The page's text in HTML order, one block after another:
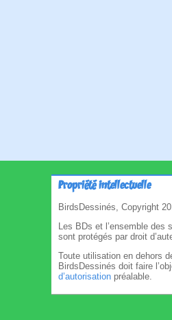
Propriété intellectuelle
BirdsDessinés, Copyright
Les BDs et l’ensemble des
sont protégés par droit
Toute utilisation en dehors
BirdsDessinés doit faire
d’autorisation préalable.